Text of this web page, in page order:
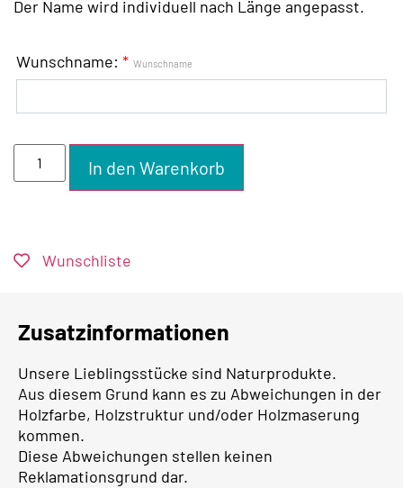
Der Name wird individuell nach Länge angepasst.
Wunschname: * Wunschname
In den Warenkorb
Wunschliste
Zusatzinformationen
Unsere Lieblingsstücke sind Naturprodukte.
Aus diesem Grund kann es zu Abweichungen in der
Holzfarbe, Holzstruktur und/oder Holzmaserung
kommen.
Diese Abweichungen stellen keinen
Reklamationsgrund dar.